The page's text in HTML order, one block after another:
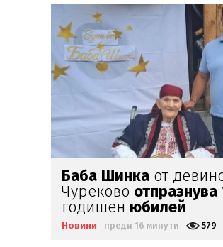
Баба Шинка от
Чуреково отпразнува
годишен юбилей
Новини преди 16 минути 579